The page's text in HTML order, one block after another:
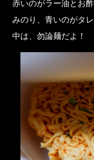
赤いのがラー油とお
みのり、青いのがタ
中は、勿論麺だよ！